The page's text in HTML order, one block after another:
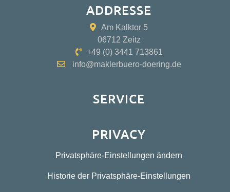
ADDRESSE
Am Kalktor 5
06712 Zeitz
+49 (0) 3441 713861
info@maklerbuero-doering.de
SERVICE
PRIVACY
Privatsphäre-Einstellungen ändern
Historie der Privatsphäre-Einstellungen